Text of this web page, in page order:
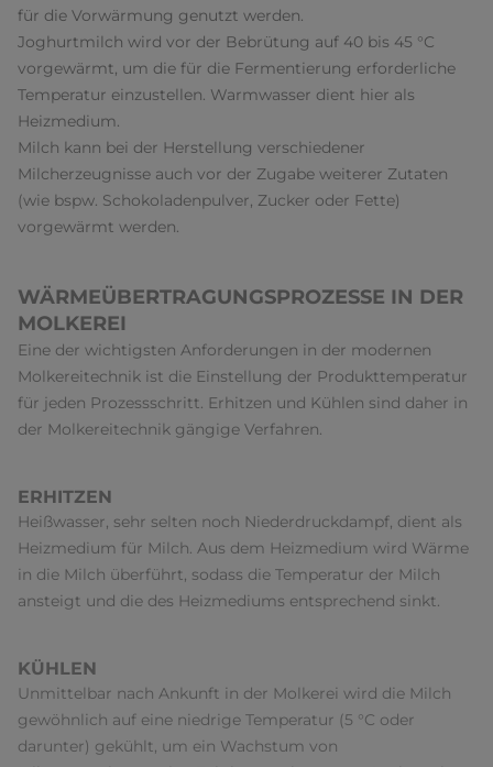
für die Vorwärmung genutzt werden.
Joghurtmilch wird vor der Bebrütung auf 40 bis 45 °C
vorgewärmt, um die für die Fermentierung erforderliche
Temperatur einzustellen. Warmwasser dient hier als
Heizmedium.
Milch kann bei der Herstellung verschiedener
Milcherzeugnisse auch vor der Zugabe weiterer Zutaten
(wie bspw. Schokoladenpulver, Zucker oder Fette)
vorgewärmt werden.
WÄRMEÜBERTRAGUNGSPROZESSE IN DER
MOLKEREI
Eine der wichtigsten Anforderungen in der modernen
Molkereitechnik ist die Einstellung der Produkttemperatur
für jeden Prozessschritt. Erhitzen und Kühlen sind daher in
der Molkereitechnik gängige Verfahren.
ERHITZEN
Heißwasser, sehr selten noch Niederdruckdampf, dient als
Heizmedium für Milch. Aus dem Heizmedium wird Wärme
in die Milch überführt, sodass die Temperatur der Milch
ansteigt und die des Heizmediums entsprechend sinkt.
KÜHLEN
Unmittelbar nach Ankunft in der Molkerei wird die Milch
gewöhnlich auf eine niedrige Temperatur (5 °C oder
darunter) gekühlt, um ein Wachstum von